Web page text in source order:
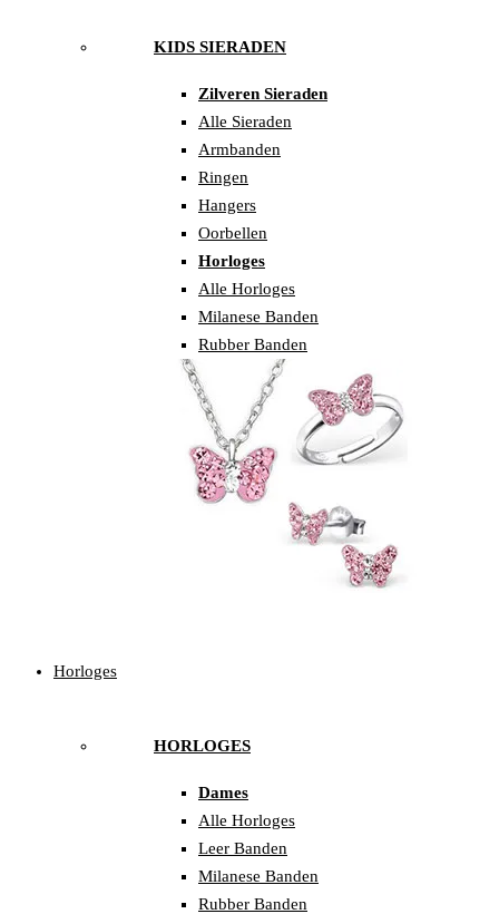
KIDS SIERADEN
Zilveren Sieraden
Alle Sieraden
Armbanden
Ringen
Hangers
Oorbellen
Horloges
Alle Horloges
Milanese Banden
Rubber Banden
Horloges
HORLOGES
Dames
Alle Horloges
Leer Banden
Milanese Banden
Rubber Banden